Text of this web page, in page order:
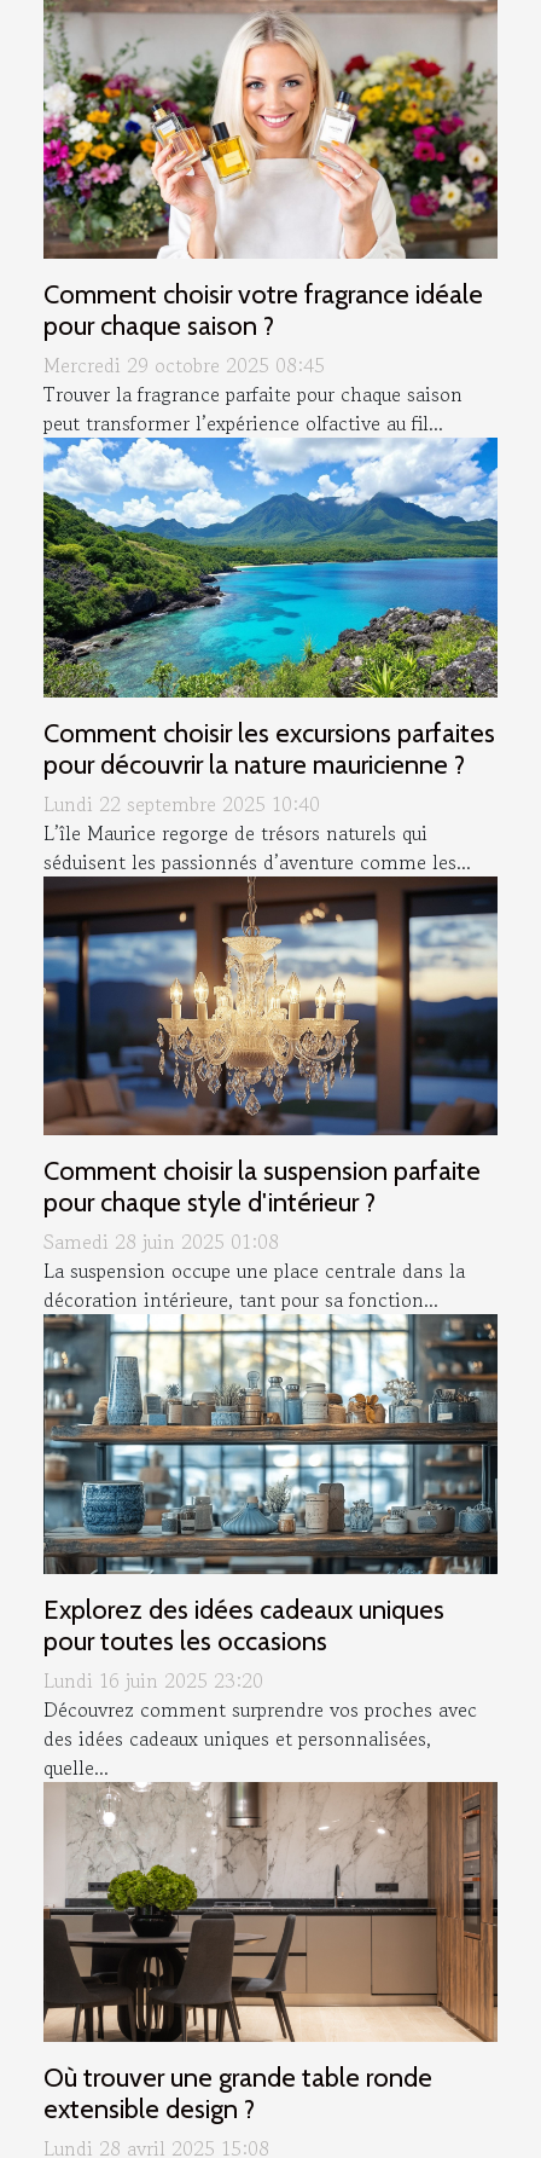
Comment choisir votre fragrance idéale
pour chaque saison ?
Mercredi 29 octobre 2025 08:45
Trouver la fragrance parfaite pour chaque saison
peut transformer l’expérience olfactive au fil...
Comment choisir les excursions parfaites
pour découvrir la nature mauricienne ?
Lundi 22 septembre 2025 10:40
L’île Maurice regorge de trésors naturels qui
séduisent les passionnés d’aventure comme les...
Comment choisir la suspension parfaite
pour chaque style d'intérieur ?
Samedi 28 juin 2025 01:08
La suspension occupe une place centrale dans la
décoration intérieure, tant pour sa fonction...
Explorez des idées cadeaux uniques
pour toutes les occasions
Lundi 16 juin 2025 23:20
Découvrez comment surprendre vos proches avec
des idées cadeaux uniques et personnalisées,
quelle...
Où trouver une grande table ronde
extensible design ?
Lundi 28 avril 2025 15:08